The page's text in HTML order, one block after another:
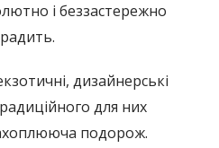
і беззастережно
дизайнерські
для них
подорож.